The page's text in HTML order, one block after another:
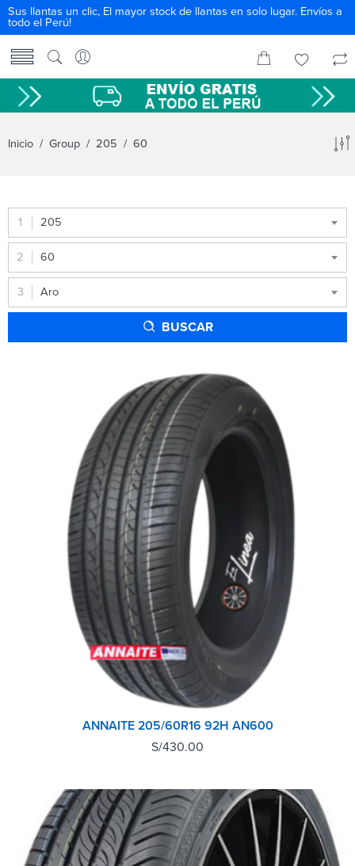
Sus llantas un clic, El mayor stock de llantas en solo lugar. Envíos a
todo el Perú!
Inicio / Group / 205 / 60
205
60
Aro
BUSCAR
ANNAITE 205/60R16 92H AN600
S/430.00